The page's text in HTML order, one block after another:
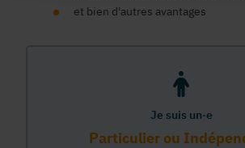
Je suis un·e
Particulier ou
et bien d'autres avantages